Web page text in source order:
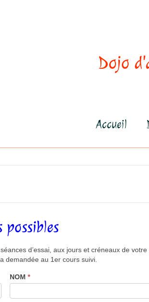
Accueil
Dojo
possibles
d’essai, aux jours et créneaux de votre
demandée au 1er cours suivi.
NOM*